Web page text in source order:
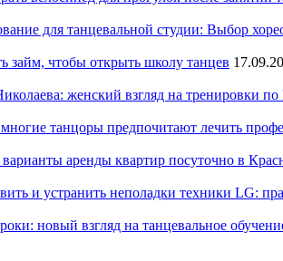
для танцевальной студии: Выбор
займ, чтобы открыть школу танцев
женский взгляд на тренировки
танцоры предпочитают лечить
аренды квартир посуточно в
и устранить неполадки техники LG:
новый взгляд на танцевальное